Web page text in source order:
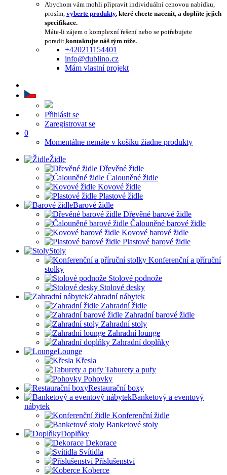
Abychom vám mohli připravit individuální cenovou nabídku,
prosím, vyberte produkty, které chcete nacenit, a doplňte jejich
specifikace.
Máte-li zájem o komplexní řešení nebo se potřebujete
poradit,kontaktujte náš tým níže.
+420211154401
info@dublino.cz
Mám vlastní projekt
Přihlásit se
Zaregistrovat se
0
Momentálne nemáte v košíku žiadne produkty
Židle
Dřevěné židle
Čalouněné židle
Kovové židle
Plastové židle
Barové židle
Dřevěné barové židle
Čalouněné barové židle
Kovové barové židle
Plastové barové židle
Stoly
Konferenční a příruční
stolky
Stolové podnože
Stolové desky
Zahradní nábytek
Zahradní židle
Zahradní barové židle
Zahradní stoly
Zahradní lounge
Zahradní doplňky
Lounge
Křesla
Taburety a pufy
Pohovky
Restaurační boxy
Banketový a eventový
nábytek
Konferenční židle
Banketové stoly
Doplňky
Dekorace
Svítidla
Příslušenství
Koberce